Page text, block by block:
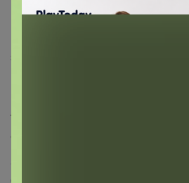
Описание
Текстура ткани фактурная, ее
открытом воздухе, так и в